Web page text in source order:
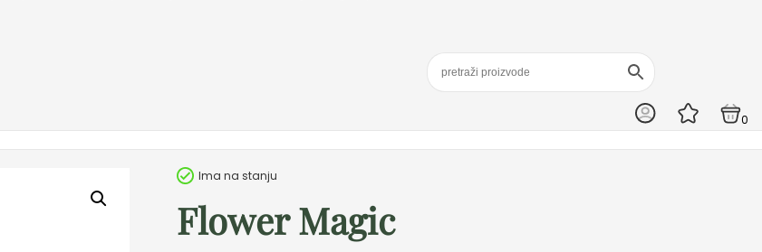
0
Ima na stanju
Flower Magic